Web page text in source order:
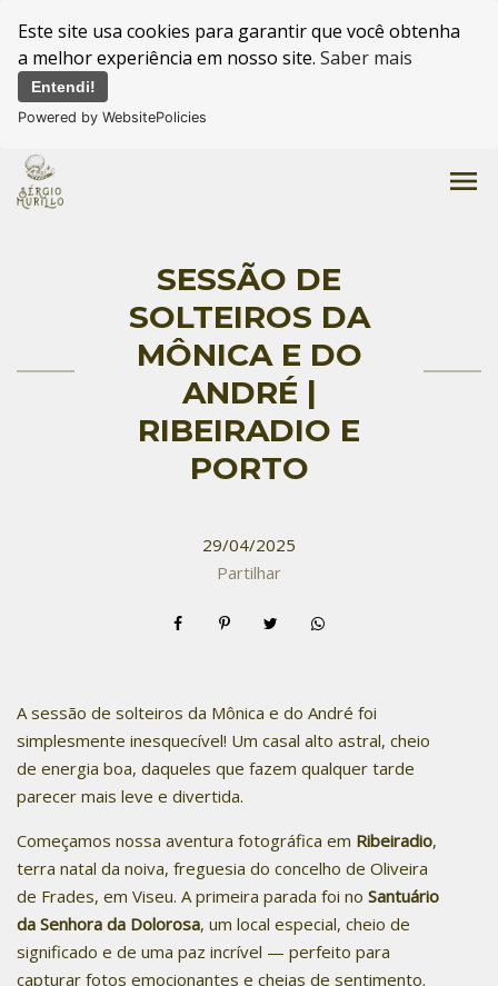
Este site usa cookies para garantir que você obtenha
a melhor experiência em nosso site. Saber mais
Entendi!
Powered by WebsitePolicies
menu
SESSÃO DE
SOLTEIROS DA
MÔNICA E DO
ANDRÉ |
RIBEIRADIO E
PORTO
29/04/2025
Partilhar
A sessão de solteiros da Mônica e do André foi
simplesmente inesquecível! Um casal alto astral, cheio
de energia boa, daqueles que fazem qualquer tarde
parecer mais leve e divertida.
Começamos nossa aventura fotográfica em Ribeiradio,
terra natal da noiva, freguesia do concelho de Oliveira
de Frades, em Viseu. A primeira parada foi no Santuário
da Senhora da Dolorosa, um local especial, cheio de
significado e de uma paz incrível — perfeito para
capturar fotos emocionantes e cheias de sentimento.